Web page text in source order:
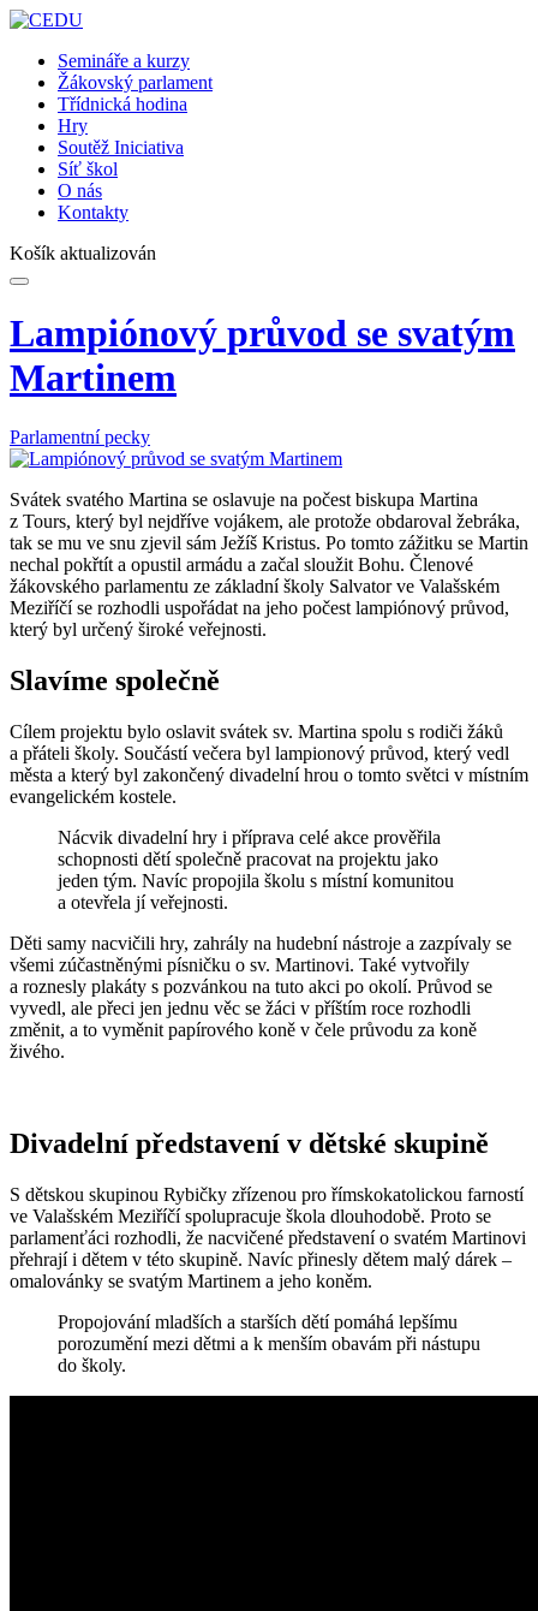
Semináře a kurzy
Žákovský parlament
Třídnická hodina
Hry
Soutěž Iniciativa
Síť škol
O nás
Kontakty
Košík aktualizován
Lampiónový průvod se svatým
Martinem
Parlamentní pecky
Svátek svatého Martina se oslavuje na počest biskupa Martina
z Tours, který byl nejdříve vojákem, ale protože obdaroval žebráka,
tak se mu ve snu zjevil sám Ježíš Kristus. Po tomto zážitku se Martin
nechal pokřtít a opustil armádu a začal sloužit Bohu. Členové
žákovského parlamentu ze základní školy Salvator ve Valašském
Meziříčí se rozhodli uspořádat na jeho počest lampiónový průvod,
který byl určený široké veřejnosti.
Slavíme společně
Cílem projektu bylo oslavit svátek sv. Martina spolu s rodiči žáků
a přáteli školy. Součástí večera byl lampionový průvod, který vedl
města a který byl zakončený divadelní hrou o tomto světci v místním
evangelickém kostele.
Nácvik divadelní hry i příprava celé akce prověřila
schopnosti dětí společně pracovat na projektu jako
jeden tým. Navíc propojila školu s místní komunitou
a otevřela jí veřejnosti.
Děti samy nacvičili hry, zahrály na hudební nástroje a zazpívaly se
všemi zúčastněnými písničku o sv. Martinovi. Také vytvořily
a roznesly plakáty s pozvánkou na tuto akci po okolí. Průvod se
vyvedl, ale přeci jen jednu věc se žáci v příštím roce rozhodli
změnit, a to vyměnit papírového koně v čele průvodu za koně
živého.
Divadelní představení v dětské skupině
S dětskou skupinou Rybičky zřízenou pro římskokatolickou farností
ve Valašském Meziříčí spolupracuje škola dlouhodobě. Proto se
parlamenťáci rozhodli, že nacvičené představení o svatém Martinovi
přehrají i dětem v této skupině. Navíc přinesly dětem malý dárek –
omalovánky se svatým Martinem a jeho koněm.
Propojování mladších a starších dětí pomáhá lepšímu
porozumění mezi dětmi a k menším obavám při nástupu
do školy.